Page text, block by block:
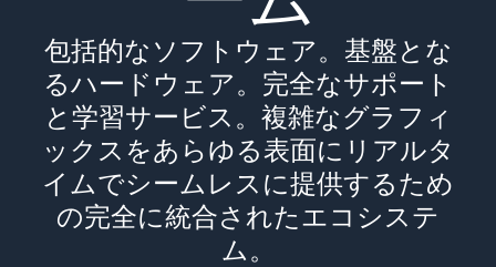
包括的なソフトウェア。基盤とな
るハードウェア。完全なサポート
と学習サービス。複雑なグラフィ
ックスをあらゆる表面にリアルタ
イムでシームレスに提供するため
の完全に統合されたエコシステ
ム。